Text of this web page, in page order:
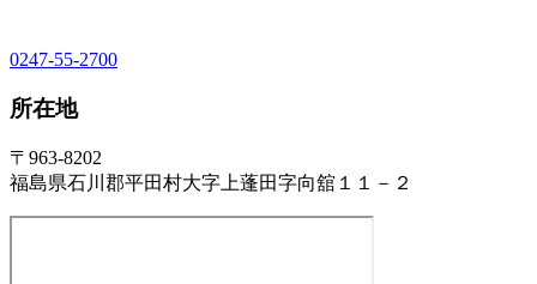
0247-55-2700
所在地
〒963-8202
福島県石川郡平田村大字上蓬田字向舘１１－２